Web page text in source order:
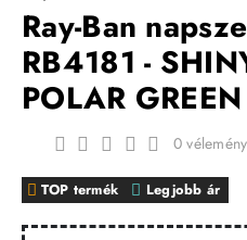
Ray-Ban
RB4181 -
POLAR GREEN
TOP termék Legjobb ár
0 vélemény